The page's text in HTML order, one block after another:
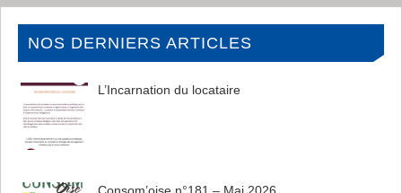
NOS DERNIERS ARTICLES
L’Incarnation du locataire